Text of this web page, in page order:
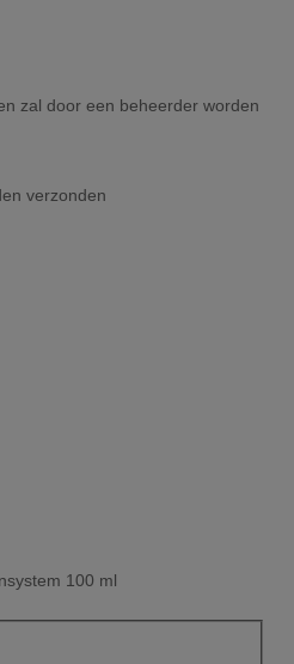
zal door een beheerder worden
verzonden
100 ml